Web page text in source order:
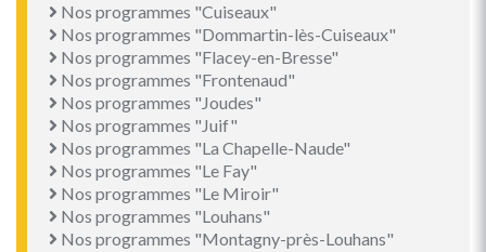
Nos programmes "Cuiseaux"
Nos programmes "Dommartin-lès-Cuiseaux"
Nos programmes "Flacey-en-Bresse"
Nos programmes "Frontenaud"
Nos programmes "Joudes"
Nos programmes "Juif"
Nos programmes "La Chapelle-Naude"
Nos programmes "Le Fay"
Nos programmes "Le Miroir"
Nos programmes "Louhans"
Nos programmes "Montagny-près-Louhans"